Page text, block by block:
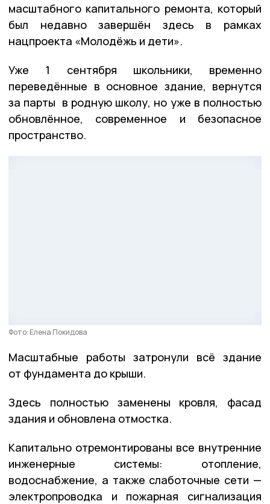
масштабного капитального ремонта, который
был недавно завершён здесь в рамках
нацпроекта «Молодёжь и дети».
Уже 1 сентября школьники, временно
переведённые в основное здание, вернутся
за парты в родную школу, но уже в полностью
обновлённое, современное и безопасное
пространство.
Фото: Елена Покидова
Масштабные работы затронули всё здание
от фундамента до крыши.
Здесь полностью заменены кровля, фасад
здания и обновлена отмостка.
Капитально отремонтированы все внутренние
инженерные системы: отопление,
водоснабжение, а также слаботочные сети —
электропроводка и пожарная сигнализация